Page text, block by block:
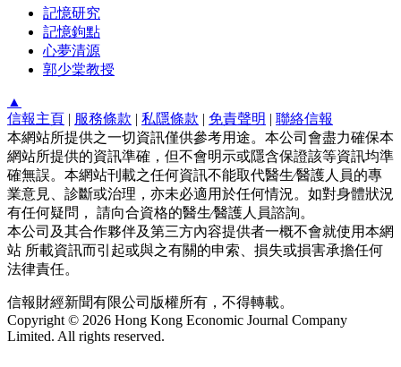
記憶研究
記憶鉤點
心夢清源
郭少棠教授
▲
信報主頁 | 服務條款 | 私隱條款 | 免責聲明 | 聯絡信報
本網站所提供之一切資訊僅供參考用途。本公司會盡力確保本
網站所提供的資訊準確，但不會明示或隱含保證該等資訊均準
確無誤。本網站刊載之任何資訊不能取代醫生∕醫護人員的專
業意見、診斷或治理，亦未必適用於任何情況。如對身體狀況
有任何疑問， 請向合資格的醫生∕醫護人員諮詢。
本公司及其合作夥伴及第三方內容提供者一概不會就使用本網
站 所載資訊而引起或與之有關的申索、損失或損害承擔任何
法律責任。
信報財經新聞有限公司版權所有，不得轉載。
Copyright © 2026 Hong Kong Economic Journal Company
Limited. All rights reserved.